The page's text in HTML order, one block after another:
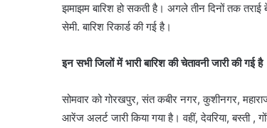
झमाझम बारिश हो सकती है। अगले तीन दिनों तक तराई
सेमी. बारिश रिकार्ड की गई है।
इन सभी जिलों में भारी बारिश की चेतावनी जारी की गई है
सोमवार को गोरखपुर, संत कबीर नगर, कुशीनगर,
आरेंज अलर्ट जारी किया गया है। वहीं, देवरिया, बस्ती ,